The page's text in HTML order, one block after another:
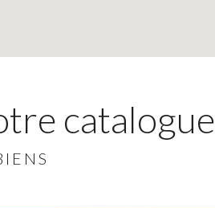
catalogue